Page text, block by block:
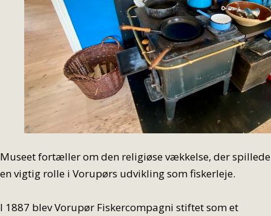
Museet fortæller om den religiøse vækkelse, der spillede
en vigtig rolle i Vorupørs udvikling som fiskerleje.
I 1887 blev Vorupør Fiskercompagni stiftet som et